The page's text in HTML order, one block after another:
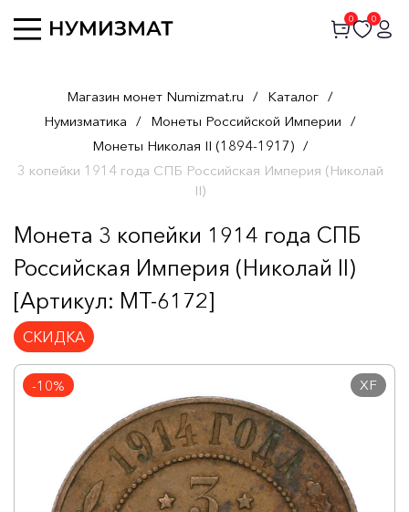
0 0
Магазин монет Numizmat.ru / Каталог /
Нумизматика / Монеты Российской Империи /
Монеты Николая II (1894-1917) /
3 копейки 1914 года СПБ Российская Империя (Николай
II)
Монета 3 копейки 1914 года СПБ
Российская Империя (Николай II)
[Артикул: MT-6172]
СКИДКА
-10% XF